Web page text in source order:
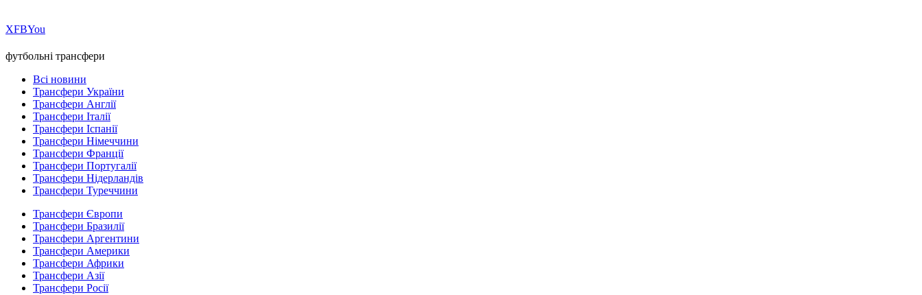
ХFBYou
футбольні трансфери
Всі новини
Трансфери України
Трансфери Англії
Трансфери Італії
Трансфери Іспанії
Трансфери Німеччини
Трансфери Франції
Трансфери Португалії
Трансфери Нідерландів
Трансфери Туреччини
Трансфери Європи
Трансфери Бразилії
Трансфери Аргентини
Трансфери Америки
Трансфери Африки
Трансфери Азії
Трансфери Росії